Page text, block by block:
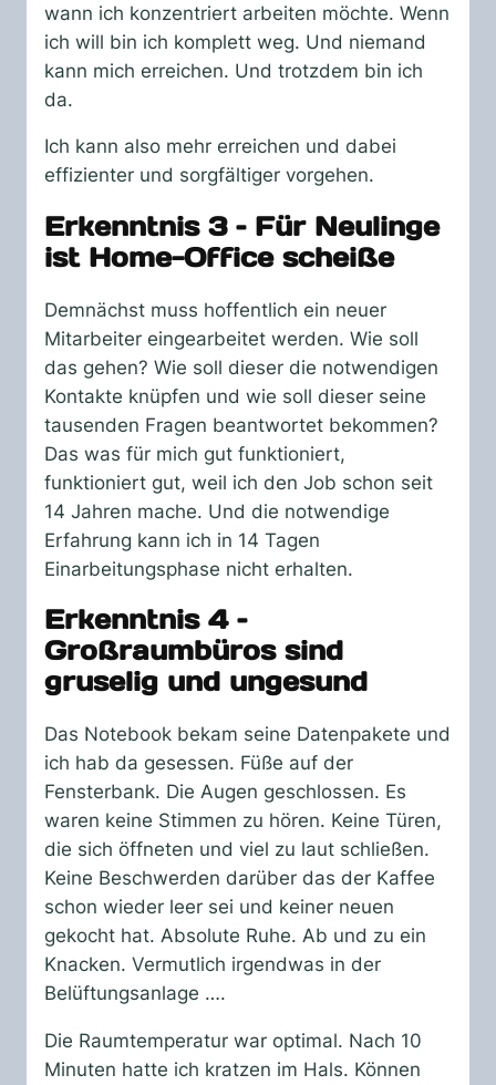
wann ich konzentriert arbeiten möchte. Wenn
ich will bin ich komplett weg. Und niemand
kann mich erreichen. Und trotzdem bin ich
da.
Ich kann also mehr erreichen und dabei
effizienter und sorgfältiger vorgehen.
Erkenntnis 3 – Für Neulinge
ist Home-Office scheiße
Demnächst muss hoffentlich ein neuer
Mitarbeiter eingearbeitet werden. Wie soll
das gehen? Wie soll dieser die notwendigen
Kontakte knüpfen und wie soll dieser seine
tausenden Fragen beantwortet bekommen?
Das was für mich gut funktioniert,
funktioniert gut, weil ich den Job schon seit
14 Jahren mache. Und die notwendige
Erfahrung kann ich in 14 Tagen
Einarbeitungsphase nicht erhalten.
Erkenntnis 4 –
Großraumbüros sind
gruselig und ungesund
Das Notebook bekam seine Datenpakete und
ich hab da gesessen. Füße auf der
Fensterbank. Die Augen geschlossen. Es
waren keine Stimmen zu hören. Keine Türen,
die sich öffneten und viel zu laut schließen.
Keine Beschwerden darüber das der Kaffee
schon wieder leer sei und keiner neuen
gekocht hat. Absolute Ruhe. Ab und zu ein
Knacken. Vermutlich irgendwas in der
Belüftungsanlage ….
Die Raumtemperatur war optimal. Nach 10
Minuten hatte ich kratzen im Hals. Können